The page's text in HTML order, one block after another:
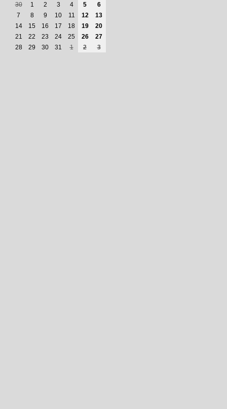
30
1 2 3 4 5
6
7
8 9 10 11 12
13
14
15 16 17 18 19
20
21
22 23 24 25 26
27
28
29 30 31 1 2 3